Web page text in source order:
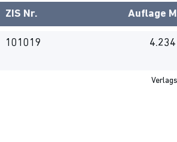
ZIS Nr. Auflage
101019 4.234